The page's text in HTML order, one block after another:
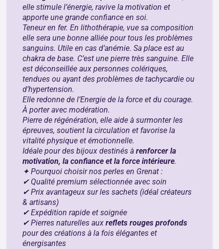
elle stimule l’énergie, ravive la motivation et
apporte une grande confiance en soi.
Teneur en fer. En lithothérapie, vue sa composition
elle sera une bonne alliée pour tous les problèmes
sanguins. Utile en cas d’anémie. Sa place est au
chakra de base. C’est une pierre très sanguine. Elle
est déconseillée aux personnes colériques,
tendues ou ayant des problèmes de tachycardie ou
d’hypertension.
Elle redonne de l’Energie de la force et du courage.
À porter avec modération.
Pierre de régénération, elle aide à surmonter les
épreuves, soutient la circulation et favorise la
vitalité physique et émotionnelle.
Idéale pour des bijoux destinés àrenforcer la
motivation, la confiance et la force intérieure.
✦ Pourquoi choisir nos perles en Grenat :
✔ Qualité premium sélectionnée avec soin
✔ Prix avantageux sur les sachets (idéal créateurs
& artisans)
✔ Expédition rapide et soignée
✔ Pierres naturelles auxreflets rouges profonds
pour des créations à la fois élégantes et
énergisantes